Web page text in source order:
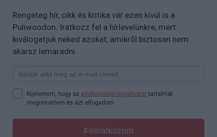
Rengeteg hír, cikk és kritika vár ezen kívül is a
Puliwoodon. Iratkozz fel a hírlevelünkre, mert
kiválogatjuk neked azokat, amikről biztosan nem
akarsz lemaradni.
Kijelentem, hogy az adatkezelési nyilatkozat tartalmát
megismertem és azt elfogadom.
Feliratkozom